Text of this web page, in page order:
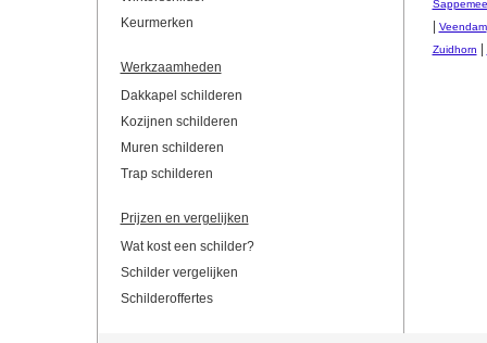
Keurmerken
Werkzaamheden
Dakkapel schilderen
Kozijnen schilderen
Muren schilderen
Trap schilderen
Prijzen en vergelijken
Wat kost een schilder?
Schilder vergelijken
Schilderoffertes
Veendam
Zuidhorn